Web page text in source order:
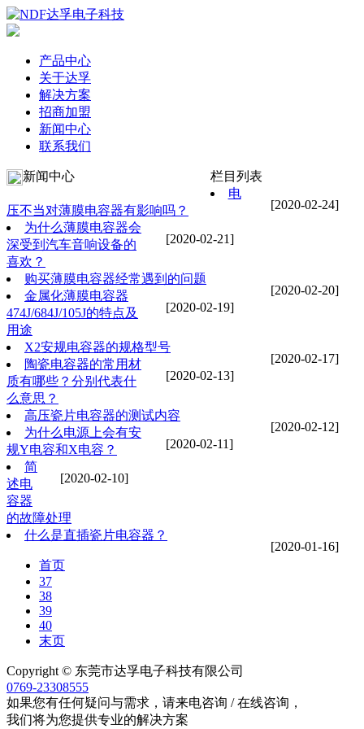
产品中心
关于达孚
解决方案
招商加盟
新闻中心
联系我们
新闻中心 栏目列表
[2020-02-24]
电
压不当对薄膜电容器有影响吗？
[2020-02-21]
为什么薄膜电容器会
深受到汽车音响设备的
喜欢？
[2020-02-20]
购买薄膜电容器经常遇到的问题
[2020-02-19]
金属化薄膜电容器
474J/684J/105J的特点及
用途
[2020-02-17]
X2安规电容器的规格型号
[2020-02-13]
陶瓷电容器的常用材
质有哪些？分别代表什
么意思？
[2020-02-12]
高压瓷片电容器的测试内容
[2020-02-11]
为什么电源上会有安
规Y电容和X电容？
[2020-02-10]
简
述电
容器
的故障处理
[2020-01-16]
什么是直插瓷片电容器？
首页
37
38
39
40
末页
Copyright © 东莞市达孚电子科技有限公司
0769-23308555
如果您有任何疑问与需求，请来电咨询 / 在线咨询，
我们将为您提供专业的解决方案